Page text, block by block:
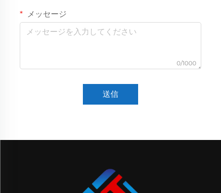
メッセージ
0/1000
送信